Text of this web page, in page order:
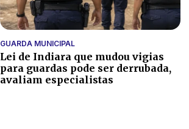
GUARDA MUNICIPAL
Lei de Indiara que mudou vigias
para guardas pode ser derrubada,
avaliam especialistas